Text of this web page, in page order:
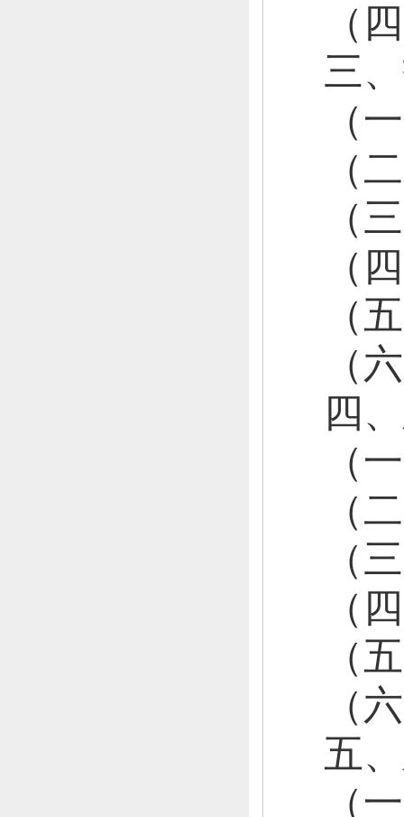
（
三、
（
（
（
（
（
（
四、
（
（
（
（
（
（
五、
（